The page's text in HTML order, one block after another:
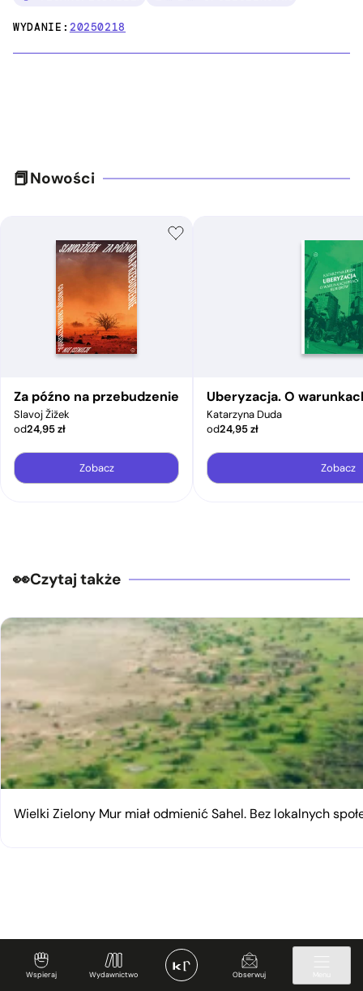
Wspieraj Wydawnictwo Obserwuj
WYDANIE:20250218
Nowości
Za późno na przebudzenie
Slavoj Žižek
od24,95zł
Zobacz
Uberyzacja. O
Katarzyna Duda
od24,95zł
Zobacz
Czytaj także
Wielki Zielony Mur miał odmienić Sahel. Bez lokalnych